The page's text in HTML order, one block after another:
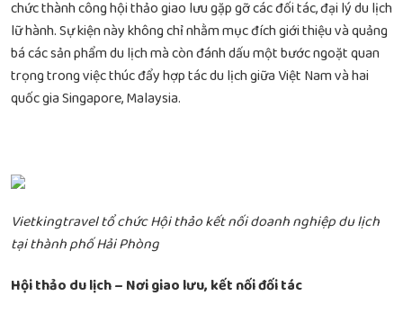
chức thành công hội thảo giao lưu gặp gỡ các đối tác, đại lý du lịch
lữ hành. Sự kiện này không chỉ nhằm mục đích giới thiệu và quảng
bá các sản phẩm du lịch mà còn đánh dấu một bước ngoặt quan
trọng trong việc thúc đẩy hợp tác du lịch giữa Việt Nam và hai
quốc gia Singapore, Malaysia.
Vietkingtravel tổ chức Hội thảo kết nối doanh nghiệp du lịch
tại thành phốHải Phòng
Hội thảo du lịch – Nơi giao lưu, kết nối đối tác